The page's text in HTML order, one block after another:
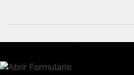
© 2026 Reason
Dirección: Calle Antonio